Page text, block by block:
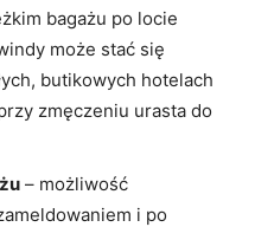
bagażu po locie
może stać się
butikowych hotelach
zmęczeniu urasta do
– możliwość
i po